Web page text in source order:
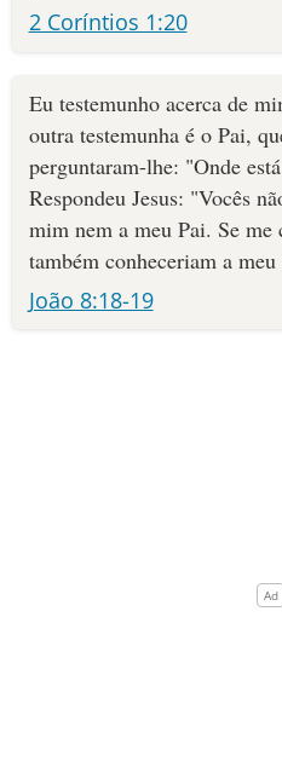
2 Coríntios 1:20
Eu testemunho acerca de
outra testemunha é o Pai,
perguntaram-lhe: "Onde
Respondeu Jesus: "Vocês
mim nem a meu Pai. Se me
também conheceriam a meu
João 8:18-19